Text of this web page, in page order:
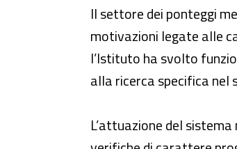
Convegno, “La
Il settore dei ponteggi
motivazioni legate alle
l’Istituto ha svolto
alla ricerca specifica nel
L’attuazione del